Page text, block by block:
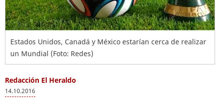
Estados Unidos, Canadá y México estarían cerca de realizar
un Mundial (Foto: Redes)
Redacción El Heraldo
14.10.2016